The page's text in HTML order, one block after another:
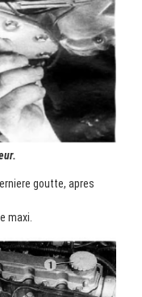
goutte, apres
maxi.